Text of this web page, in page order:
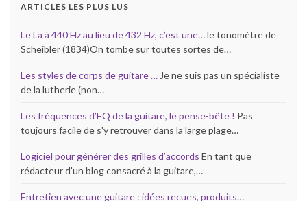
ARTICLES LES PLUS LUS
Le La à 440 Hz au lieu de 432 Hz, c’est une…le tonomètre de
Scheibler (1834)On tombe sur toutes sortes de…
Les styles de corps de guitare … Je ne suis pas un spécialiste
de la lutherie (non…
Les fréquences d’EQ de la guitare, le pense-bête ! Pas
toujours facile de s'y retrouver dans la large plage…
Logiciel pour générer des grilles d’accords En tant que
rédacteur d'un blog consacré à la guitare,…
Entretien avec une guitare : idées recues, produits…